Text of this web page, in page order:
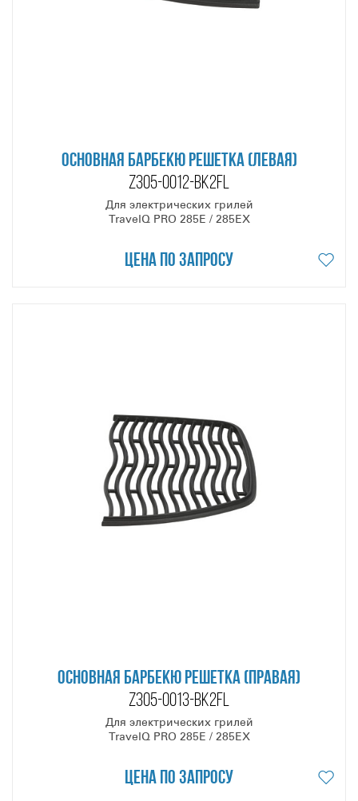
ОСНОВНАЯ БАРБЕКЮ РЕШЕТКА (ЛЕВАЯ)
Z305-0012-BK2FL
Для электрических грилей
TravelQ PRO 285E / 285EX
Цена по запросу
ОСНОВНАЯ БАРБЕКЮ РЕШЕТКА (ПРАВАЯ)
Z305-0013-BK2FL
Для электрических грилей
TravelQ PRO 285E / 285EX
Цена по запросу